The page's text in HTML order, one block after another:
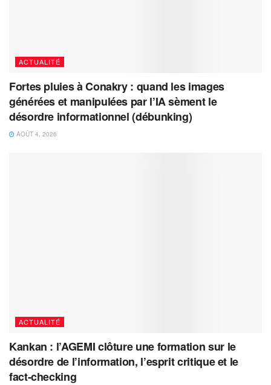
ACTUALITÉ
Fortes pluies à Conakry : quand les images
générées et manipulées par l’IA sèment le
désordre informationnel (débunking)
AOÛT 4, 2026
ACTUALITÉ
Kankan : l’AGEMI clôture une formation sur le
désordre de l’information, l’esprit critique et le
fact-checking